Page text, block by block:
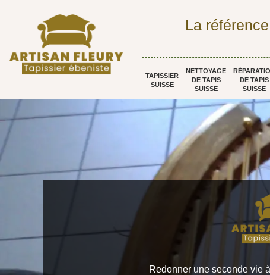
La
TAPISSIER
SUISSE
NETTOYAGE
DE TAPIS
SUISSE
DE TAPIS
SUISSE
Redonner une seconde vie